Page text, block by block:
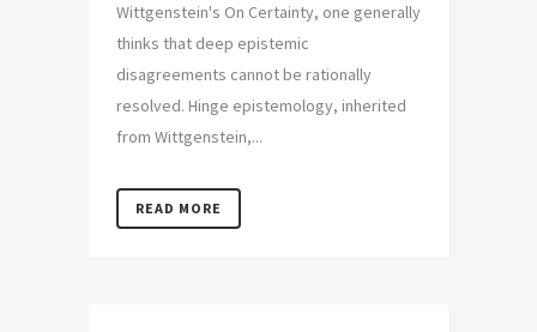
Wittgenstein's On Certainty, one generally
thinks that deep epistemic
disagreements cannot be rationally
resolved. Hinge epistemology, inherited
from Wittgenstein,...
READ MORE